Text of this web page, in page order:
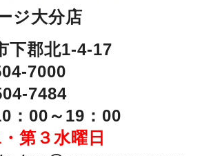
ージ大分店
下郡北1-4-17
7000
7484
00～19：00
第３水曜日